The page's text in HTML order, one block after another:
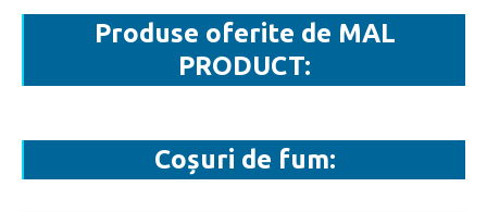
Produse oferite de MAL
PRODUCT:
Coșuri de fum: